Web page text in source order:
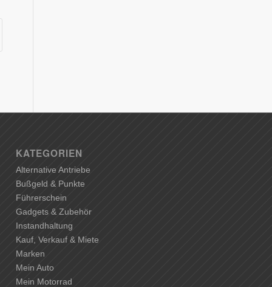
KATEGORIEN
Alternative Antriebe
Bußgeld & Punkte
Führerschein
Gadgets & Zubehör
Instandhaltung
Kauf, Verkauf & Miete
Marken
Mein Auto
Mein Motorrad